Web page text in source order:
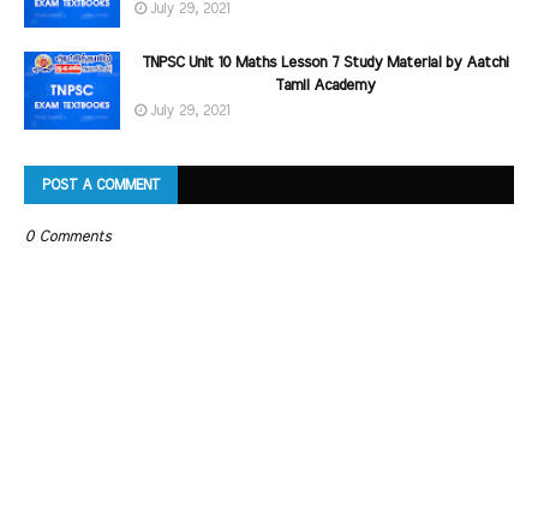
July 29, 2021
TNPSC Unit 10 Maths Lesson 7 Study Material by Aatchi
Tamil Academy
July 29, 2021
POST A COMMENT
0 Comments